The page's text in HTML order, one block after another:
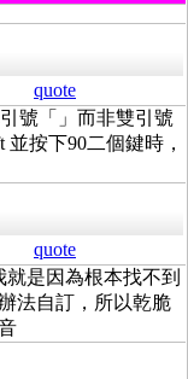
quote
號「」而非雙引號
按下90二個鍵時，
quote
是因為根本找不到
法自訂，所以乾脆